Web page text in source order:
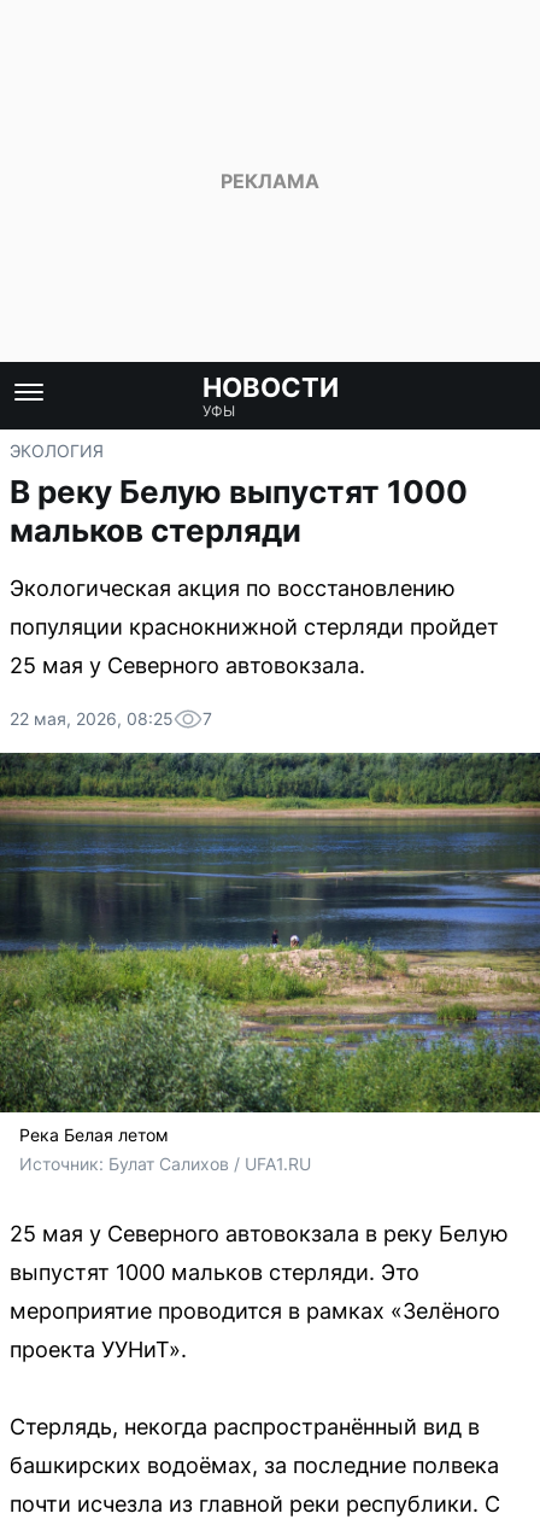
НОВОСТИ
УФЫ
ЭКОЛОГИЯ
В реку Белую выпустят 1000
мальков стерляди
Экологическая акция по восстановлению
популяции краснокнижной стерляди пройдет
25 мая у Северного автовокзала.
22 мая, 2026, 08:25 7
Река Белая летом
Источник: Булат Салихов / UFA1.RU
25 мая у Северного автовокзала в реку Белую
выпустят 1000 мальков стерляди. Это
мероприятие проводится в рамках «Зелёного
проекта УУНиТ».
Стерлядь, некогда распространённый вид в
башкирских водоёмах, за последние полвека
почти исчезла из главной реки республики. С